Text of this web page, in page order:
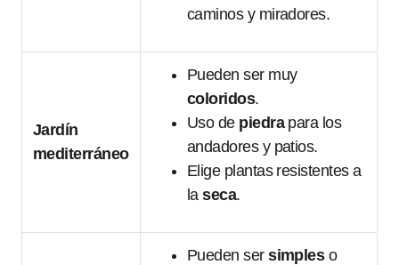
caminos y miradores.
Jardín
mediterráneo
Pueden ser muy
coloridos.
Uso de piedrapara los
andadores y patios.
Elige plantas resistentes a
laseca.
Pueden sersimpleso